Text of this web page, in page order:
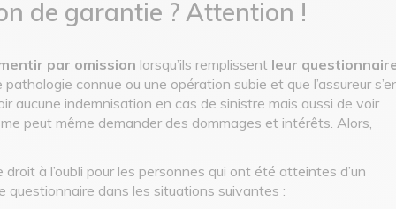
de garantie ? Attention !
par omission lorsqu’ils remplissent leur
connue ou une opération subie et que l’assureur
aucune indemnisation en cas de sinistre mais aussi de voir
peut même demander des dommages et intérêts. Alors,
à l’oubli pour les personnes qui ont été atteintes d’un
questionnaire dans les situations suivantes :